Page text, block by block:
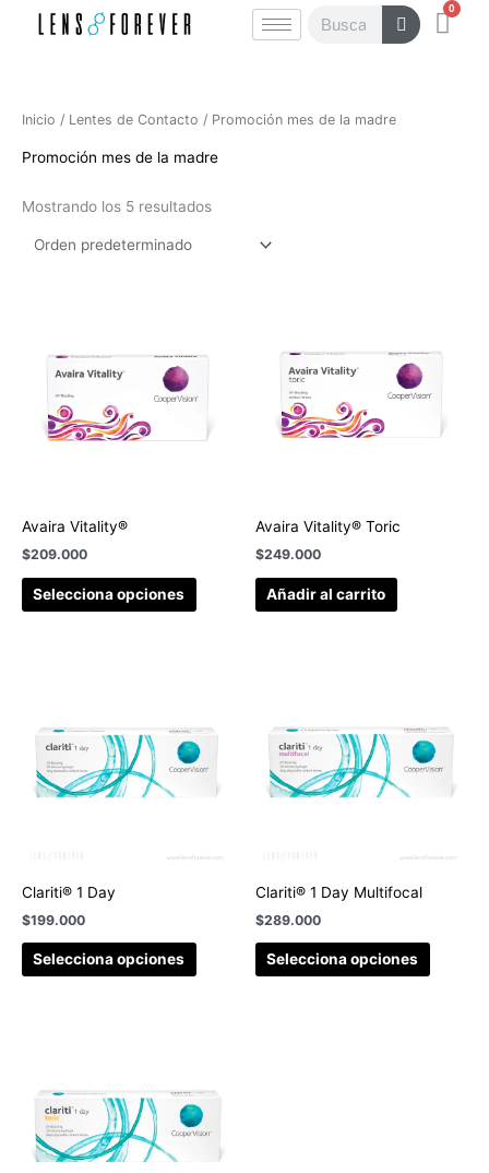
Buscar 0
Inicio / Lentes de Contacto / Promoción mes de la madre
Promoción mes de la madre
Mostrando los 5 resultados
Avaira Vitality®
$209.000
Selecciona opciones
Avaira Vitality® Toric
$249.000
Añadir al carrito
Clariti® 1 Day
$199.000
Selecciona opciones
Clariti® 1 Day Multifocal
$289.000
Selecciona opciones